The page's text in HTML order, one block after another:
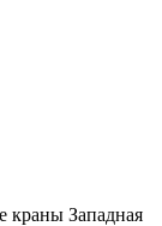
краны Западная